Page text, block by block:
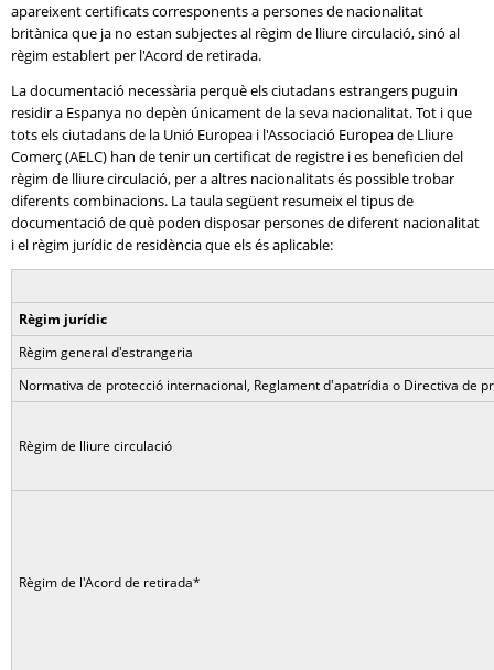
apareixent certificats corresponents a persones de nacionalitat
britànica que ja no estan subjectes al règim de lliure circulació, sinó al
règim establert per l'Acord de retirada.
La documentació necessària perquè els ciutadans estrangers puguin
residir a Espanya no depèn únicament de la seva nacionalitat. Tot i que
tots els ciutadans de la Unió Europea i l'Associació Europea de Lliure
Comerç (AELC) han de tenir un certificat de registre i es beneficien del
règim de lliure circulació, per a altres nacionalitats és possible trobar
diferents combinacions. La taula següent resumeix el tipus de
documentació de què poden disposar persones de diferent nacionalitat
i el règim jurídic de residència que els és aplicable:
Règim jurídic
Règim general d'estrangeria
Normativa de protecció internacional, Reglament d'apatrídia o Directiva de
Règim de lliure circulació
Règim de l'Acord de retirada*